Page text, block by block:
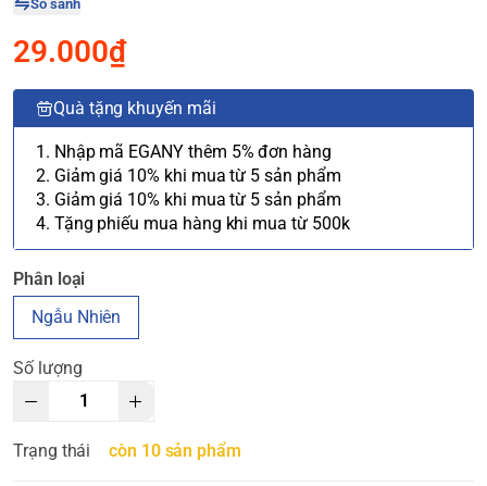
So sánh
29.000₫
Quà tặng khuyến mãi
1. Nhập mã EGANY thêm 5% đơn hàng
2. Giảm giá 10% khi mua từ 5 sản phẩm
3. Giảm giá 10% khi mua từ 5 sản phẩm
4. Tặng phiếu mua hàng khi mua từ 500k
Phân loại
Ngẫu Nhiên
Số lượng
Trạng thái còn 10 sản phẩm